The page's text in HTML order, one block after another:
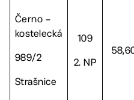
Černo –
kostelecká
989/2
Strašnice
109
2. NP